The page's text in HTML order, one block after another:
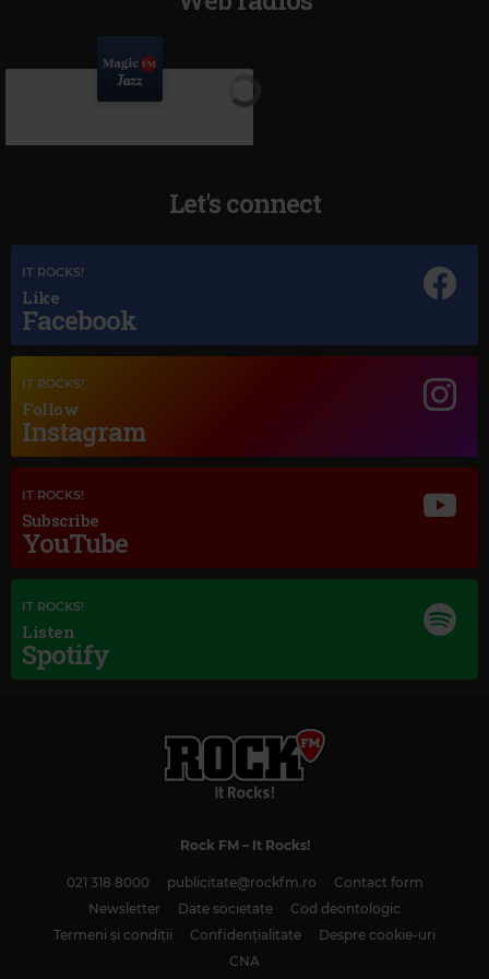
Magic Jazz
Magic Classic Music
–MOZART: HORN CONCERTO NO. 4 IN
Let's connect
IT ROCKS!
Like
Facebook
IT ROCKS!
Follow
Instagram
IT ROCKS!
Subscribe
YouTube
IT ROCKS!
Listen
Spotify
Rock FM– It Rocks!
021 318 8000 publicitate@rockfm.ro
Contact form
Newsletter
Date societate
Cod deontologic
Termeni și condiții
Confidențialitate
Despre cookie-uri
CNA